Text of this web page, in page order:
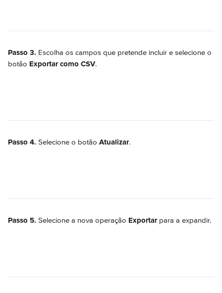
Passo 3. Escolha os campos que pretende incluir e selecione o
botão Exportar como CSV.
Passo 4. Selecione o botão Atualizar.
Passo 5. Selecione a nova operação Exportar para a expandir.